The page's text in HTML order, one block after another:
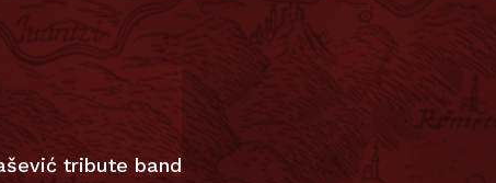
tribute band